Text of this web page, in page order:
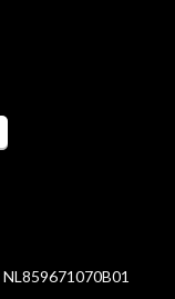
NL859671070B01